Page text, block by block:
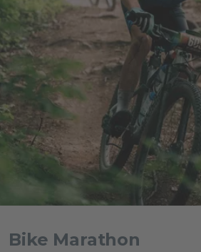
Bike Marathon